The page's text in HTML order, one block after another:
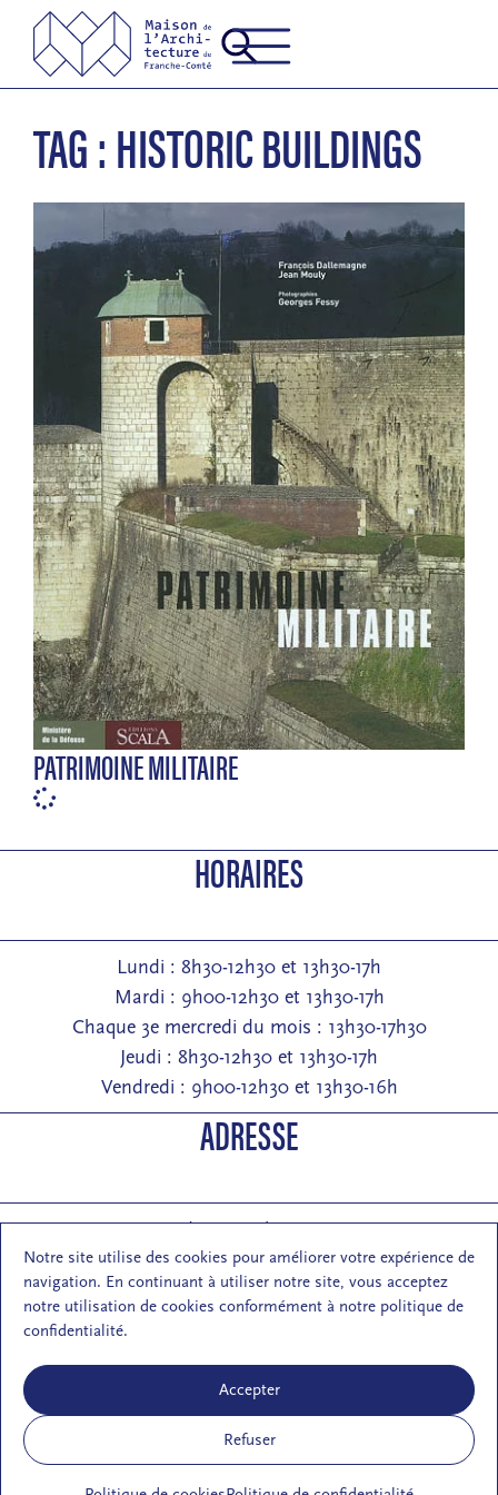
Notre site utilise des cookies pour améliorer votre expérience de
navigation. En continuant à utiliser notre site, vous acceptez
notre utilisation de cookies conformément à notre politique de
confidentialité.
Accepter
Refuser
TAG : HISTORIC BUILDINGS
PATRIMOINE MILITAIRE
HORAIRES
Lundi : 8h30-12h30 et 13h30-17h
Mardi : 9h00-12h30 et 13h30-17h
Chaque 3e mercredi du mois : 13h30-17h30
Jeudi : 8h30-12h30 et 13h30-17h
Vendredi : 9h00-12h30 et 13h30-16h
ADRESSE
Entrée : 2 rue de Pontarlier 25000 Besançon
Courrier : 1 rue des Martelots 25000 Besançon
E-mail : contact (at) maisondelarchi-fc.fr
S'inscrire à la newsletter de la MA